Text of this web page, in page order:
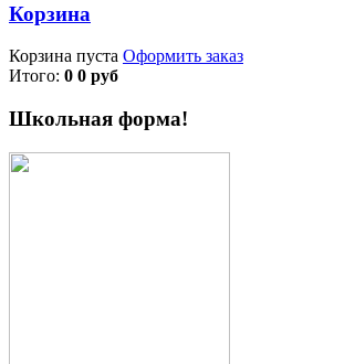
Корзина
Корзина пуста Оформить заказ
Итого: 0 0 руб
Школьная форма!